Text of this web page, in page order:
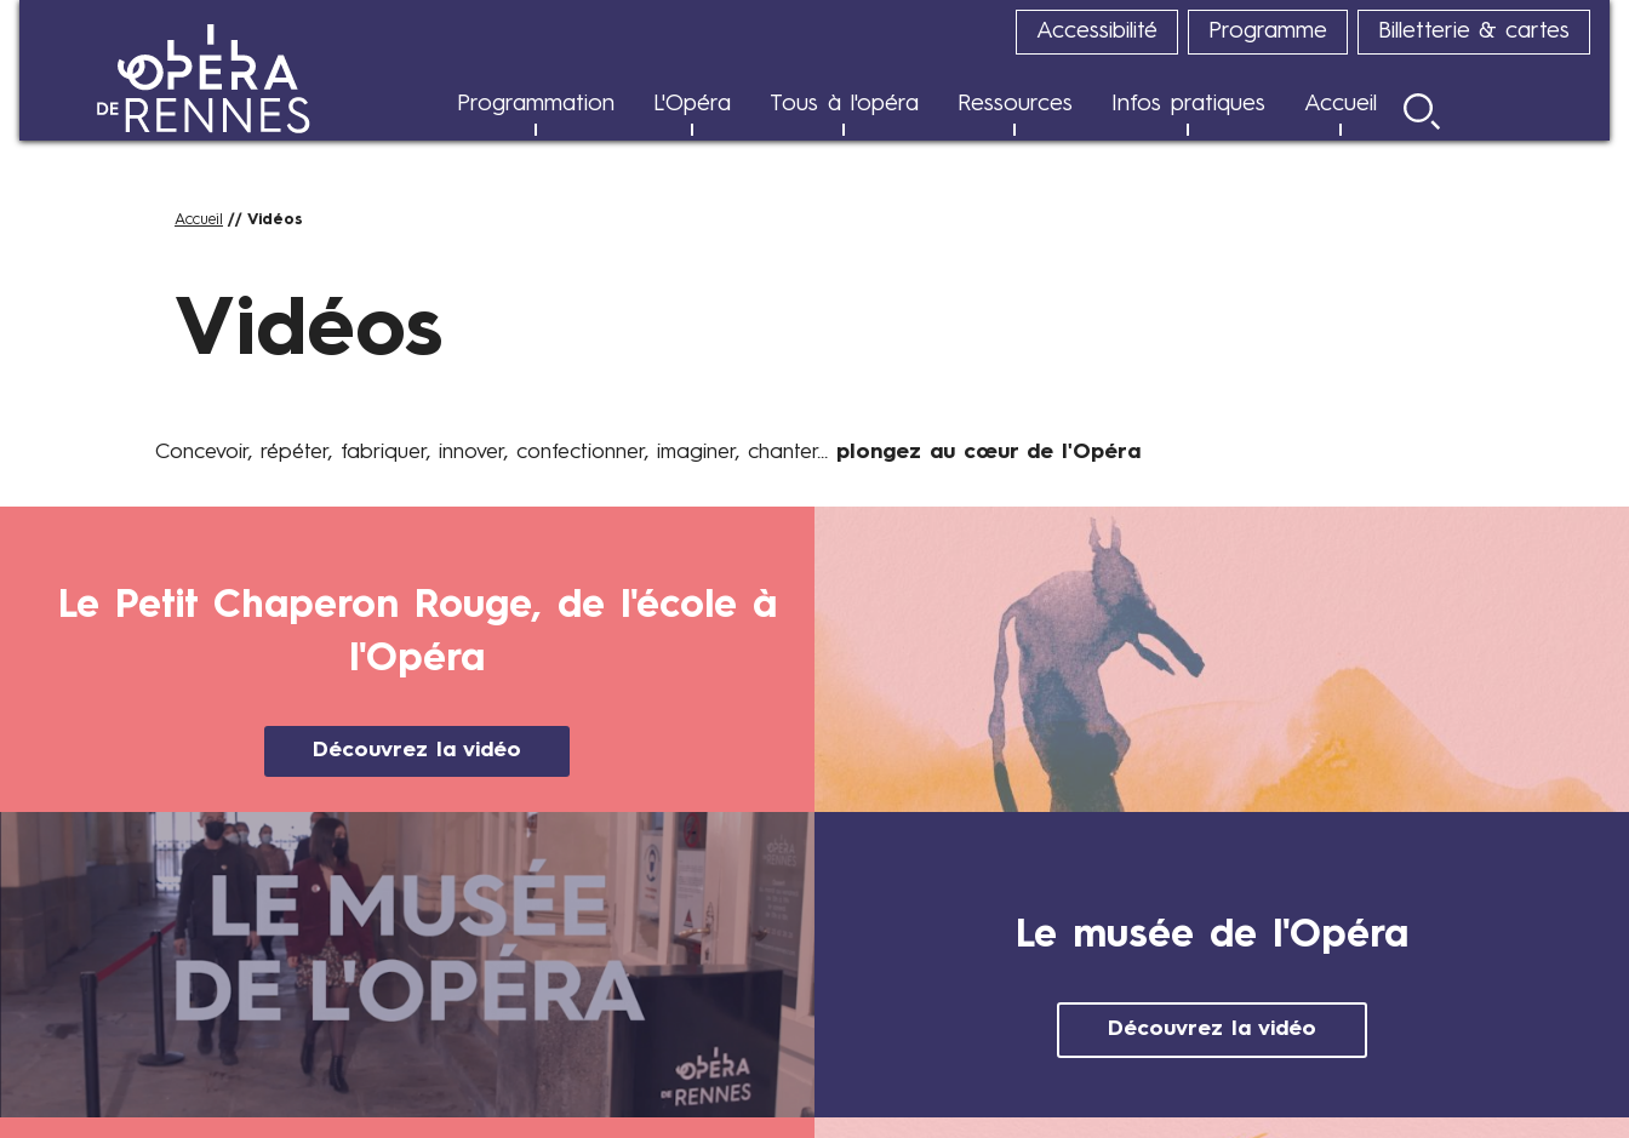
Accessibilité Programme Billetterie & cartes
Programmation L'Opéra
Rapports d'impact
Tous à l'opéra Ressources Infos pratiques Accueil
Rechercher
Fil
Accueil Vidéos
Vidéos
Concevoir, répéter, fabriquer, innover, confectionner, imaginer, chanter... plongez au cœur de l'Opéra
Le Petit Chaperon Rouge, de l'école à
l'Opéra
Découvrez la vidéo
Le musée de l'Opéra
Découvrez la vidéo